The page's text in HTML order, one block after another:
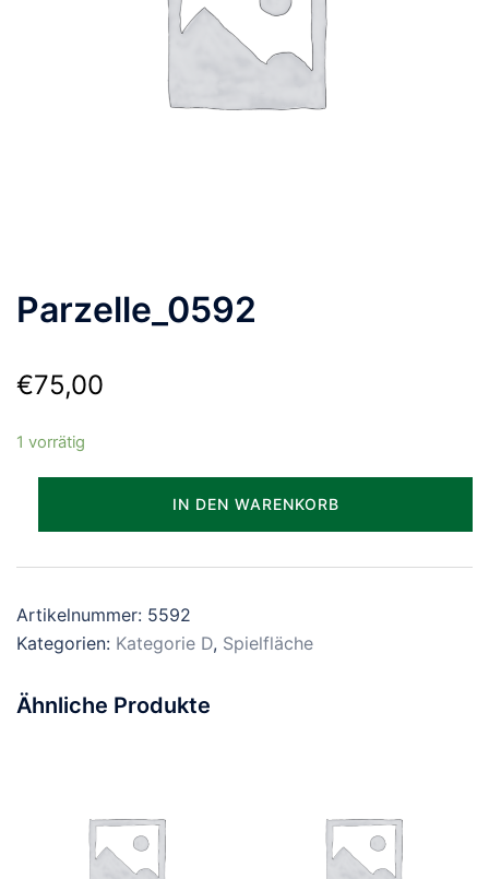
Parzelle_0592
€75,00
1 vorrätig
IN DEN WARENKORB
Artikelnummer: 5592
Kategorien: Kategorie D, Spielfläche
Ähnliche Produkte